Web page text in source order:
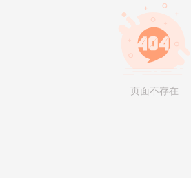
页面不存在